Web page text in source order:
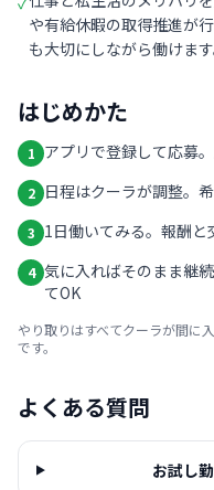
や有給休暇の取得推進が
も大切にしながら働けます
はじめかた
1 アプリで登録して応募
2 日程はクーラが調整。
3 1日働いてみる。報酬
4 気に入ればそのまま継
てOK
やり取りはすべてクーラが間に
です。
よくある質問
お試し